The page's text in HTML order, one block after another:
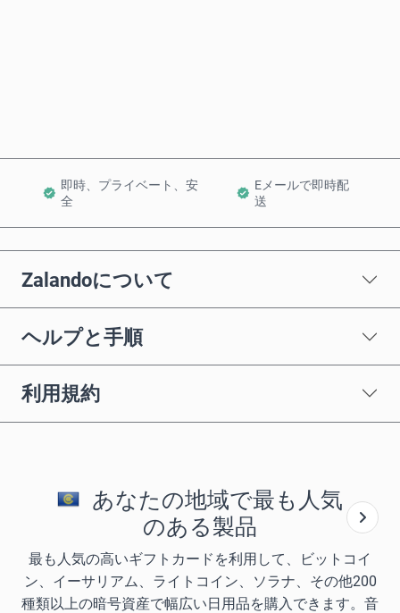
即時、プライベート、安
全
Eメールで即時配
送
Zalandoについて
ヘルプと手順
利用規約
あなたの地域で最も人気
のある製品
最も人気の高いギフトカードを利用して、ビットコイ
ン、イーサリアム、ライトコイン、ソラナ、その他200
種類以上の暗号資産で幅広い日用品を購入できます。音